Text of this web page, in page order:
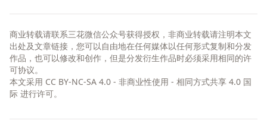
商业转载请联系三花微信公众号获得授权，非商业转载请注明本文
出处及文章链接，您可以自由地在任何媒体以任何形式复制和分发
作品，也可以修改和创作，但是分发衍生作品时必须采用相同的许
可协议。
本文采用 CC BY-NC-SA 4.0 - 非商业性使用 - 相同方式共享 4.0 国
际 进行许可。